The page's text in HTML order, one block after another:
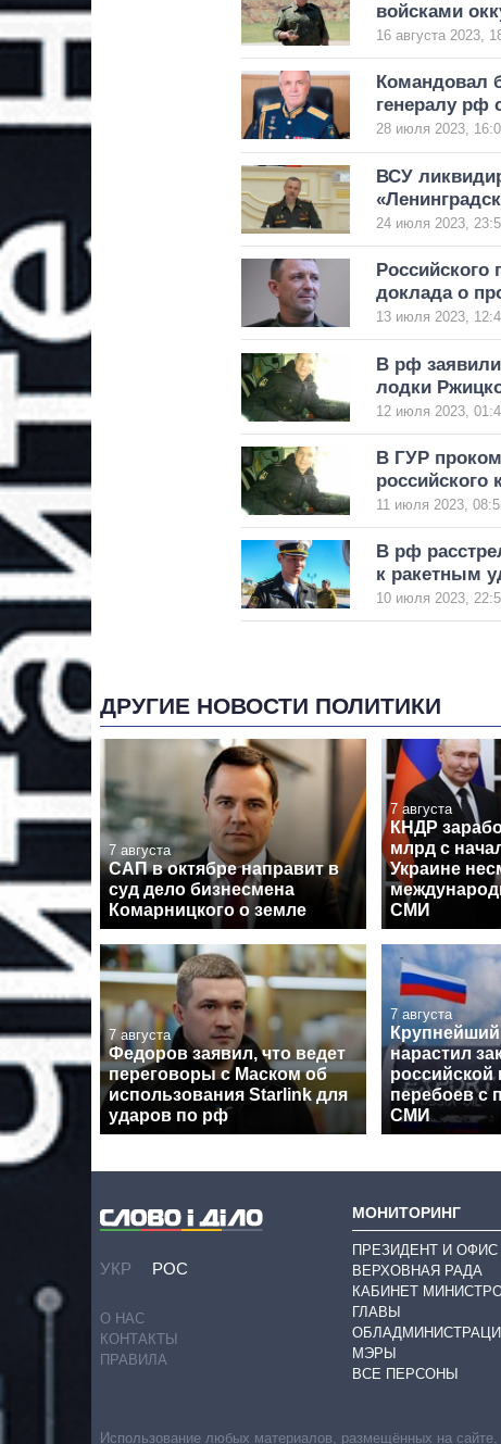
войсками
16 августа 2023,
Командовал
генералу рф
28 июля 2023,
ВСУ
24 июля 2023,
Российского
доклада о
13 июля 2023,
В рф
лодки
12 июля 2023,
В ГУР
11 июля 2023,
В рф
к ракетным
10 июля 2023,
ДРУГИЕ НОВОСТИ ПОЛИТИКИ
7 августа
САП в октябре направит в
суд дело бизнесмена
Комарницкого о земле
7 августа
КНДР
млрд с
Украине
СМИ
7 августа
Федоров заявил, что ведет
переговоры с Маском об
использования Starlink для
ударов по рф
7 августа
нарастил
российской
перебоев с
СМИ
УКР РОС
О НАС
КОНТАКТЫ
ПРАВИЛА
МОНИТОРИНГ
ПРЕЗИДЕНТ И ОФИС
ВЕРХОВНАЯ РАДА
КАБИНЕТ
ГЛАВЫ
МЭРЫ
ВСЕ ПЕРСОНЫ
Использование любых материалов, размещённых на